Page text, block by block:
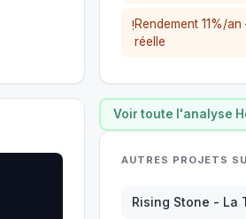
!Rendement 11%/
réelle
Voir toute l'analyse
AUTRES PROJETS
Rising Stone - La